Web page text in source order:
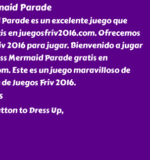
Parade
es un excelente juego que
en juegosfriv2016.com. Ofrecemos
2016 para jugar. Bienvenido a jugar
Mermaid Parade gratis en
Este es un juego maravilloso de
Juegos Friv 2016.
to Dress Up,